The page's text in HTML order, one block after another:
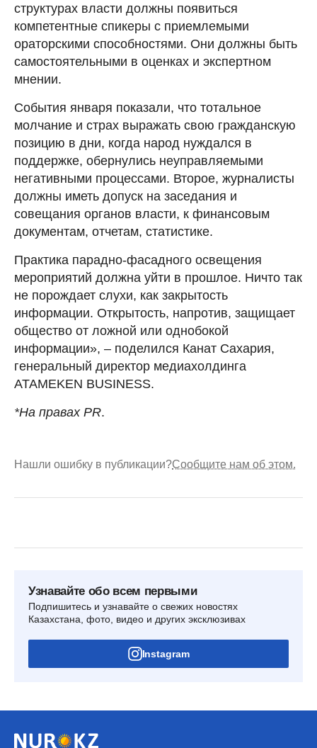
структурах власти должны появиться
компетентные спикеры с приемлемыми
ораторскими способностями. Они должны быть
самостоятельными в оценках и экспертном
мнении.
События января показали, что тотальное
молчание и страх выражать свою гражданскую
позицию в дни, когда народ нуждался в
поддержке, обернулись неуправляемыми
негативными процессами. Второе, журналисты
должны иметь допуск на заседания и
совещания органов власти, к финансовым
документам, отчетам, статистике.
Практика парадно-фасадного освещения
мероприятий должна уйти в прошлое. Ничто так
не порождает слухи, как закрытость
информации. Открытость, напротив, защищает
общество от ложной или однобокой
информации», – поделился Канат Сахария,
генеральный директор медиахолдинга
ATAMEKEN BUSINESS.
*На правах PR.
Нашли ошибку в публикации?Сообщите нам об этом.
Узнавайте обо всем первыми
Подпишитесь и узнавайте о свежих новостях
Казахстана, фото, видео и других эксклюзивах
Instagram